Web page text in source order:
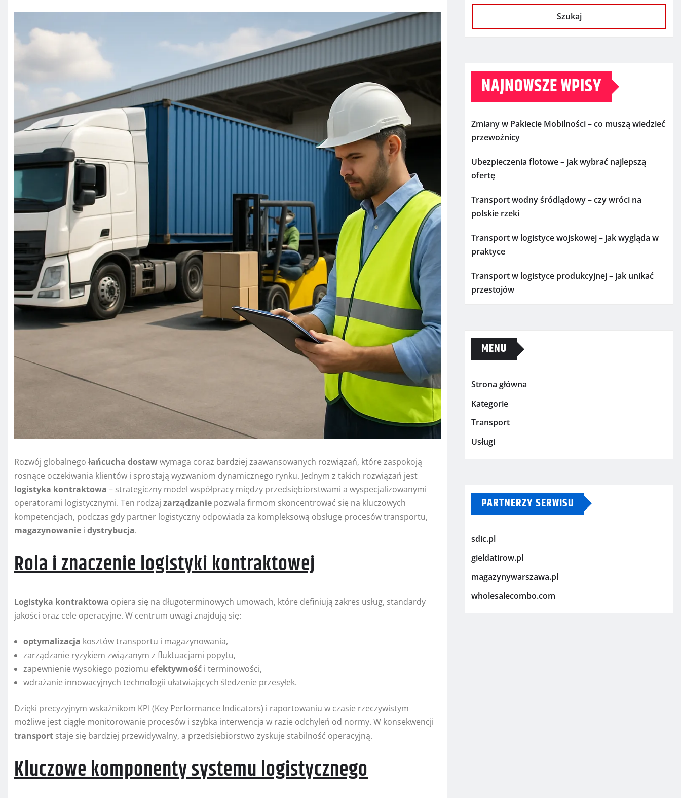
Rozwój globalnego łańcucha dostawwymaga coraz bardziej zaawansowanych rozwiązań, które zaspokoją
rosnące oczekiwania klientów i sprostają wyzwaniom dynamicznego rynku. Jednym z takich rozwiązań jest
logistyka kontraktowa – strategiczny model współpracy między przedsiębiorstwami a wyspecjalizowanymi
operatorami logistycznymi. Ten rodzaj zarządzanie pozwala firmom skoncentrować się na kluczowych
kompetencjach, podczas gdy partner logistyczny odpowiada za kompleksową obsługę procesów transportu,
magazynowanie i dystrybucja.
Rola i znaczenie logistyki kontraktowej
Logistyka kontraktowa opiera się na długoterminowych umowach, które definiują zakres usług, standardy
jakości oraz cele operacyjne. W centrum uwagi znajdują się:
optymalizacja kosztów transportu i magazynowania,
zarządzanie ryzykiem związanym z fluktuacjami popytu,
zapewnienie wysokiego poziomu efektywność i terminowości,
wdrażanie innowacyjnych technologii ułatwiających śledzenie przesyłek.
Dzięki precyzyjnym wskaźnikom KPI (Key Performance Indicators) i raportowaniu w czasie rzeczywistym
możliwe jest ciągłe monitorowanie procesów i szybka interwencja w razie odchyleń od normy. W konsekwencji
transport staje się bardziej przewidywalny, a przedsiębiorstwo zyskuje stabilność operacyjną.
Kluczowe komponenty systemu logistycznego
Szukaj
NAJNOWSZE WPISY
Zmiany w Pakiecie Mobilności – co muszą wiedzieć
przewoźnicy
Ubezpieczenia flotowe – jak wybrać najlepszą
ofertę
Transport wodny śródlądowy – czy wróci na
polskie rzeki
Transport w logistyce wojskowej – jak wygląda w
praktyce
Transport w logistyce produkcyjnej – jak unikać
przestojów
MENU
Strona główna
Kategorie
Transport
Usługi
PARTNERZY SERWISU
sdic.pl
gieldatirow.pl
magazynywarszawa.pl
wholesalecombo.com